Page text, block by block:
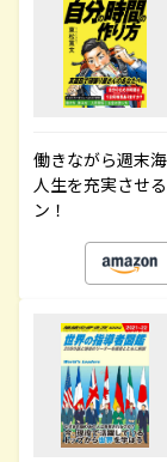
働きながら週末
人生を充実させ
ン！